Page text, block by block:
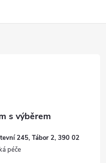
245, Tábor 2, 390 02